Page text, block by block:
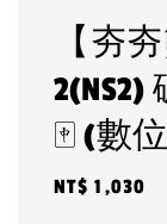
【夯
🀄 (數
Regular
NT$ 1,030